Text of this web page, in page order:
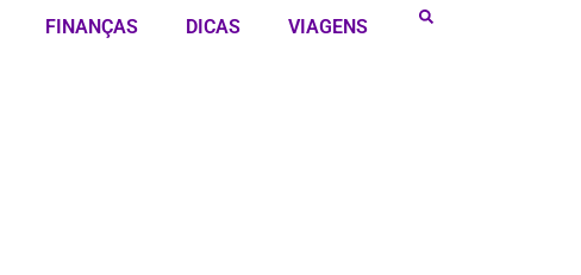
FINANÇAS DICAS VIAGENS